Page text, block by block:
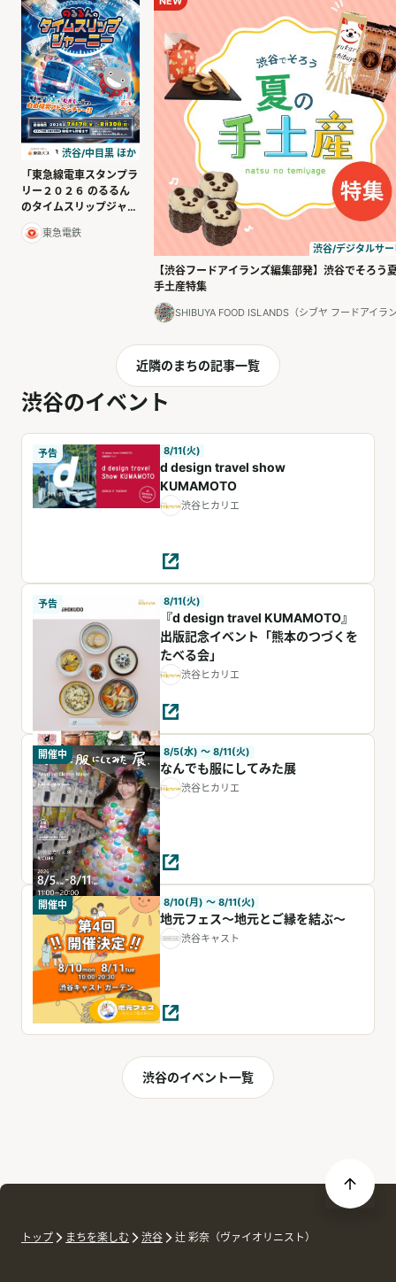
渋谷/中目黒 ほか
「東急線電車スタンプラ
リー２０２６ のるるん
のタイムスリップジャー
ニー」が開催！
東急電鉄
渋谷/デジタルサ
【渋谷フードアイランズ編集部発】渋谷でそろう
手土産特集
SHIBUYA FOOD ISLANDS（シブヤ フードアイラ
近隣のまちの記事一覧
渋谷のイベント
予告 8/11(火)
d design travel show
KUMAMOTO
渋谷ヒカリエ
予告 8/11(火)
『d design travel KUMAMOTO』
出版記念イベント「熊本のつづくを
たべる会」
渋谷ヒカリエ
開催中 8/5(水) 〜 8/11(火)
なんでも服にしてみた展
渋谷ヒカリエ
開催中 8/10(月) 〜 8/11(火)
地元フェス〜地元とご縁を結ぶ〜
渋谷キャスト
渋谷のイベント一覧
トップ まちを楽しむ 渋谷 辻 彩奈（ヴァイオリニスト）